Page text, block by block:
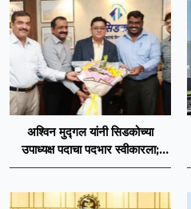
अश्विन मुद्गल यांनी सिडकोच्या
उपाध्यक्ष पदाचा पदभार स्वीकारला;
प्रकल्प वेळेत पूर्ण करण्यास प्राधान्य